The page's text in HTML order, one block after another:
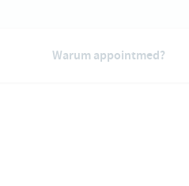
Warum appointmed?